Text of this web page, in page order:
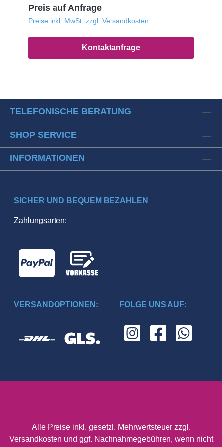
Preis auf Anfrage
Preise inkl. MwSt. zzgl. Versandkosten
Kontaktanfrage
TELEFONISCHE BERATUNG
SHOP SERVICE
INFORMATIONEN
SICHER UND BEQUEM BEZAHLEN
Zahlungsarten:
VERSANDOPTIONEN: FOLGE UNS AUF:
Alle Preise inkl. gesetzl. Mehrwertsteuer zzgl.
Versandkosten und ggf. Nachnahmegebühren, wenn nicht